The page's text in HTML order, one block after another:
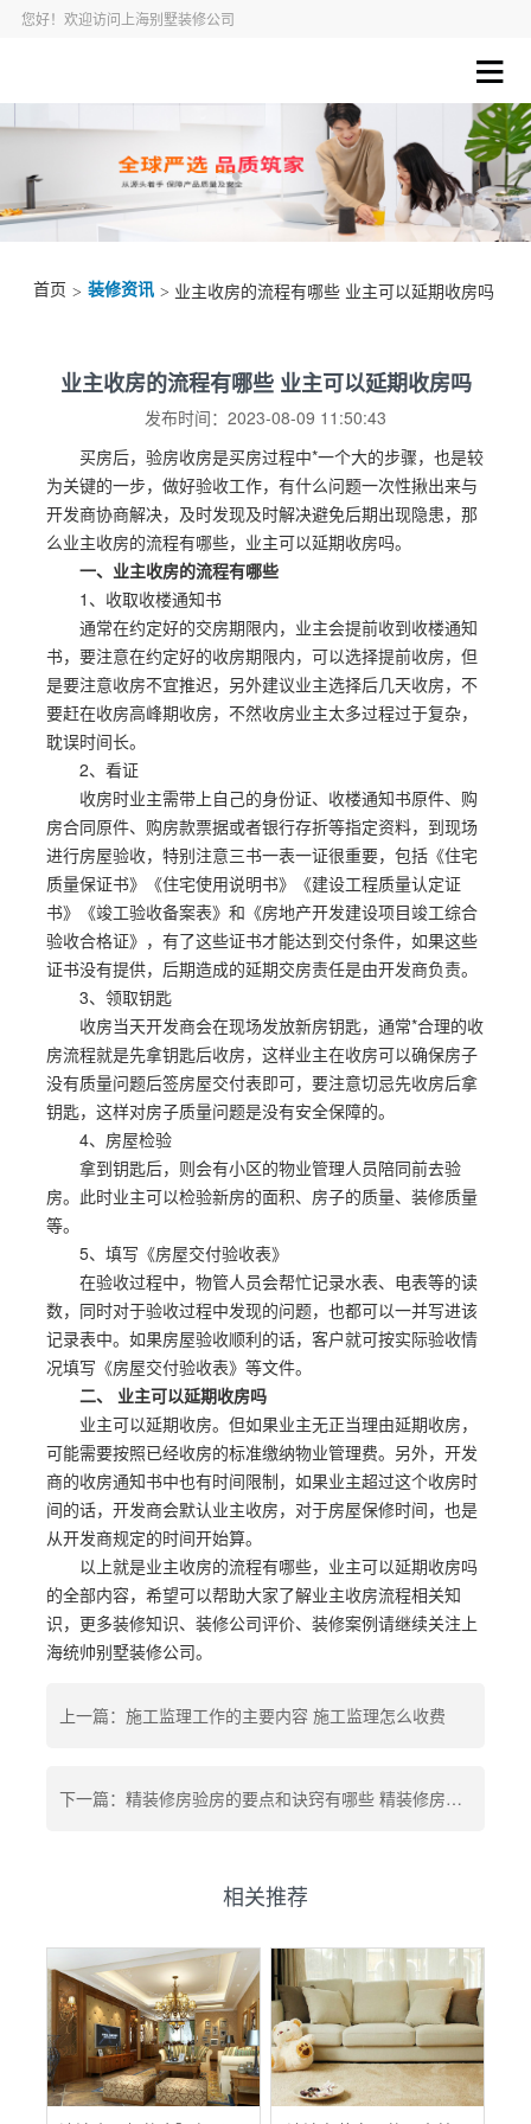
您好！欢迎访问上海别墅装修公司
首页 > 装修资讯 > 业主收房的流程有哪些 业主可以延期收房吗
业主收房的流程有哪些 业主可以延期收房吗
发布时间：2023-08-09 11:50:43
买房后，验房收房是买房过程中*一个大的步骤，也是较
为关键的一步，做好验收工作，有什么问题一次性揪出来与
开发商协商解决，及时发现及时解决避免后期出现隐患，那
么业主收房的流程有哪些，业主可以延期收房吗。
一、业主收房的流程有哪些
1、收取收楼通知书
通常在约定好的交房期限内，业主会提前收到收楼通知
书，要注意在约定好的收房期限内，可以选择提前收房，但
是要注意收房不宜推迟，另外建议业主选择后几天收房，不
要赶在收房高峰期收房，不然收房业主太多过程过于复杂，
耽误时间长。
2、看证
收房时业主需带上自己的身份证、收楼通知书原件、购
房合同原件、购房款票据或者银行存折等指定资料，到现场
进行房屋验收，特别注意三书一表一证很重要，包括《住宅
质量保证书》《住宅使用说明书》《建设工程质量认定证
书》《竣工验收备案表》和《房地产开发建设项目竣工综合
验收合格证》，有了这些证书才能达到交付条件，如果这些
证书没有提供，后期造成的延期交房责任是由开发商负责。
3、领取钥匙
收房当天开发商会在现场发放新房钥匙，通常*合理的收
房流程就是先拿钥匙后收房，这样业主在收房可以确保房子
没有质量问题后签房屋交付表即可，要注意切忌先收房后拿
钥匙，这样对房子质量问题是没有安全保障的。
4、房屋检验
拿到钥匙后，则会有小区的物业管理人员陪同前去验
房。此时业主可以检验新房的面积、房子的质量、装修质量
等。
5、填写《房屋交付验收表》
在验收过程中，物管人员会帮忙记录水表、电表等的读
数，同时对于验收过程中发现的问题，也都可以一并写进该
记录表中。如果房屋验收顺利的话，客户就可按实际验收情
况填写《房屋交付验收表》等文件。
二、 业主可以延期收房吗
业主可以延期收房。但如果业主无正当理由延期收房，
可能需要按照已经收房的标准缴纳物业管理费。另外，开发
商的收房通知书中也有时间限制，如果业主超过这个收房时
间的话，开发商会默认业主收房，对于房屋保修时间，也是
从开发商规定的时间开始算。
以上就是业主收房的流程有哪些，业主可以延期收房吗
的全部内容，希望可以帮助大家了解业主收房流程相关知
识，更多装修知识、装修公司评价、装修案例请继续关注上
海统帅别墅装修公司。
上一篇：施工监理工作的主要内容 施工监理怎么收费
下一篇：精装修房验房的要点和诀窍有哪些 精装修房验房需要注意什么
相关推荐